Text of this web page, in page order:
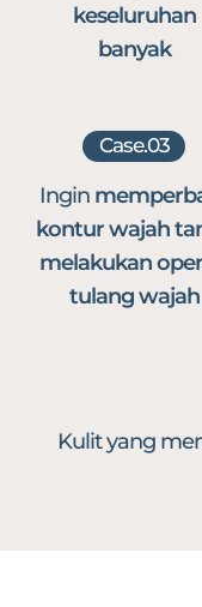
keseluruhan
banyak
Case.03
Ingin
kontur wajah
melakukan
tulang wajah
Kulit yang